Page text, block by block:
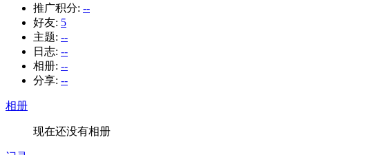
推广积分: --
好友: 5
主题: --
日志: --
相册: --
分享: --
相册
现在还没有相册